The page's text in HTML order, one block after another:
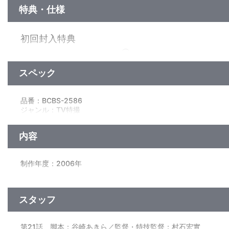
特典・仕様
初回封入特典
特典
※メビウスが地球に来る前の知られざるエピソード「ザ・ウルト
挿絵は「ザ・ウルトラマン」の内山まもる描き下ろし！！
映像特典
スペック
品番：BCBS-2586
ジャンル：TV特撮
内容
制作年度：2006年
“高次元捕食獣レッサーボガール登場！”
宇宙空間に発生したウルトラゾーンから、半年前に火星で遭
スタッフ
第21話 脚本：谷崎あきら／監督・特技監督：村石宏實